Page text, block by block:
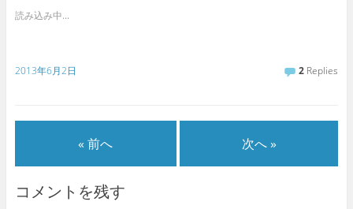
読み込み中...
2013年6月2日 2 Replies
« 前へ 次へ »
コメントを残す